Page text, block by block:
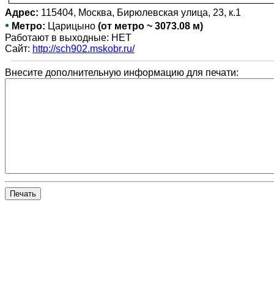
Адрес: 115404, Москва, Бирюлевская улица, 23, к.1
• Метро: Царицыно (от метро ~ 3073.08 м)
Работают в выходные: НЕТ
Сайт: http://sch902.mskobr.ru/
Внесите дополнительную информацию для печати: